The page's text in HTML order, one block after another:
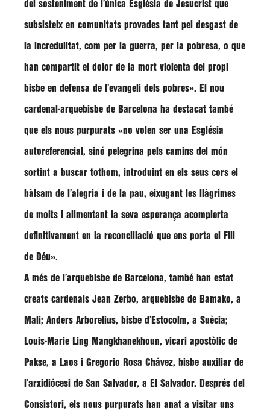
del sosteniment de l’única Església de Jesucrist que
subsisteix en comunitats provades tant pel desgast de
la incredulitat, com per la guerra, per la pobresa, o que
han compartit el dolor de la mort violenta del propi
bisbe en defensa de l’evangeli dels pobres». El nou
cardenal-arquebisbe de Barcelona ha destacat també
que els nous purpurats «no volen ser una Església
autoreferencial, sinó pelegrina pels camins del món
sortint a buscar tothom, introduint en els seus cors el
bàlsam de l’alegria i de la pau, eixugant les llàgrimes
de molts i alimentant la seva esperança acomplerta
definitivament en la reconciliació que ens porta el Fill
de Déu».
A més de l’arquebisbe de Barcelona, també han estat
creats cardenals Jean Zerbo, arquebisbe de Bamako, a
Mali; Anders Arborelius, bisbe d’Estocolm, a Suècia;
Louis-Marie Ling Mangkhanekhoun, vicari apostòlic de
Pakse, a Laos i Gregorio Rosa Chávez, bisbe auxiliar de
l’arxidiócesi de San Salvador, a El Salvador. Després del
Consistori, els nous purpurats han anat a visitar uns